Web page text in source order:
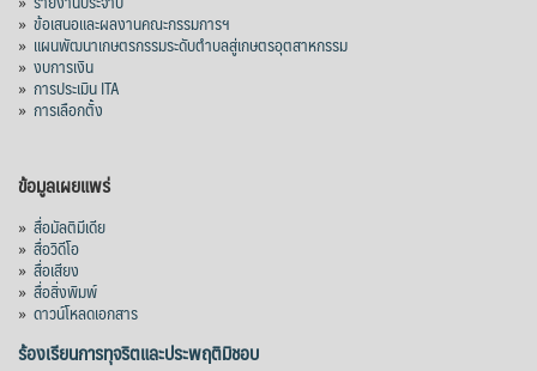
คณะรัฐมนตรี อนุมัติโครงการอ่างเก็บน้ำ
คลองวังโตนด วงเงิน 7,200 ล้านบาท สะท้อน
ผลสำเร็จการผลักดันข้อเสนอเชิงนโยบายของ
เมื่อวันที่ 5 สิงหาคม 2569 คณะรัฐมนตรีมีมติ
อนุมัติโครงการอ่างเก็บน้ำคลองวังโตนด
จังหวัดจันทบุรี กรอบวงเงิน 7,200 ล้านบาท
กำหนดระยะเวลาดำเนินงาน 7 ปี (พ.ศ. 2570–
2576) โดยโครงการมีความจุ 99.50 ล้าน
ลูกบาศก์เมตร สามารถสนับสนุนพื้นที่
ชลประทานกว่า 87,700 ไร่ เพิ่ม
» ข้อเสนอและผลงานคณะกรรมการฯ
» แผนพัฒนาเกษตรกรรมระดับตำบลสู่เกษตรอุตสาหกรรม
» งบการเงิน
» การประเมิน ITA
» การเลือกตั้ง
ข้อมูลเผยแพร่
» สื่อมัลติมีเดีย
» สื่อวิดีโอ
» สื่อเสียง
» สื่อสิ่งพิมพ์
» ดาวน์โหลดเอกสาร
ร้องเรียนการทุจริตและประพฤติมิชอบ